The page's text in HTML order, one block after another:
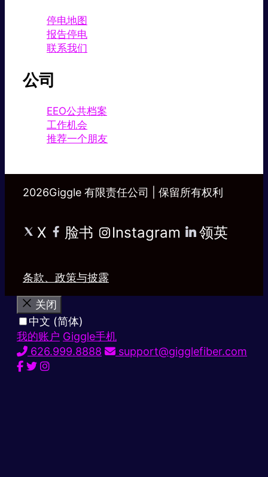
停电地图
报告停电
联系我们
公司
EEO公共档案
工作机会
推荐一个朋友
2026Giggle 有限责任公司 | 保留所有权利
X 脸书 Instagram 领英
条款、政策与披露
关闭
中文 (简体)
我的账户 Giggle手机
626.999.8888
support@gigglefiber.com